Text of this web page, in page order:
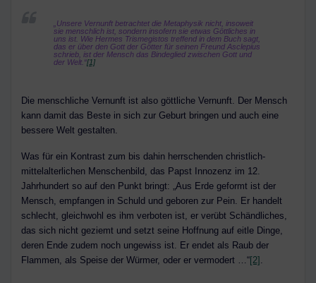
„Unsere Vernunft betrachtet die Metaphysik nicht, insoweit
sie menschlich ist, sondern insofern sie etwas Göttliches in
uns ist. Wie Hermes Trismegistos treffend in dem Buch sagt,
das er über den Gott der Götter für seinen Freund Asclepius
schrieb, ist der Mensch das Bindeglied zwischen Gott und
der Welt.“[1]
Die menschliche Vernunft ist also göttliche Vernunft. Der Mensch
kann damit das Beste in sich zur Geburt bringen und auch eine
bessere Welt gestalten.
Was für ein Kontrast zum bis dahin herrschenden christlich-
mittelalterlichen Menschenbild, das Papst Innozenz im 12.
Jahrhundert so auf den Punkt bringt: „Aus Erde geformt ist der
Mensch, empfangen in Schuld und geboren zur Pein. Er handelt
schlecht, gleichwohl es ihm verboten ist, er verübt Schändliches,
das sich nicht geziemt und setzt seine Hoffnung auf eitle Dinge,
deren Ende zudem noch ungewiss ist. Er endet als Raub der
Flammen, als Speise der Würmer, oder er vermodert …“[2]